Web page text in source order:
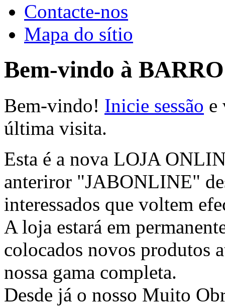
Contacte-nos
Mapa do sítio
Bem-vindo à
Bem-vindo! Inicie sessão e
última visita.
Esta é a nova LOJA
anteriror "JABONLINE"
interessados que voltem
A loja estará em
colocados novos produtos
nossa gama completa.
Desde já o nosso Muito